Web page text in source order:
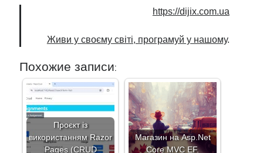
https://dijix.com.ua
Живи у своєму світі, програмуй у нашому.
Похожие записи:
Проєкт із
використанням Razor
Pages (CRUD
Магазин на Asp.Net
Core MVC EF.